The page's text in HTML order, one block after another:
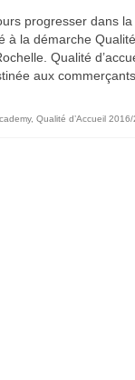
progresser dans
à la démarche
Qualité
aux
, Qualité d’Accueil